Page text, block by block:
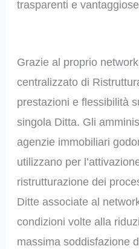
trasparenti e
Grazie al proprio
centralizzato di
prestazioni e flessibilità
singola Ditta. Gli
agenzie immobiliari
utilizzano per
ristrutturazione dei
Ditte associate al
condizioni volte alla
massima soddisfazione